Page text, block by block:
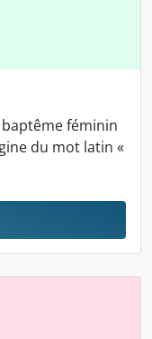
féminin
du mot latin «